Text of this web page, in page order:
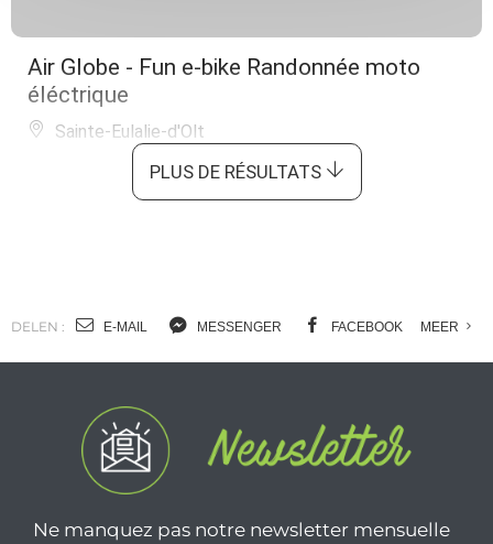
Air Globe - Fun e-bike Randonnée moto
éléctrique
Sainte-Eulalie-d'Olt
PLUS DE RÉSULTATS
DELEN : E-MAIL MESSENGER FACEBOOK MEER
Ne manquez pas notre newsletter mensuelle